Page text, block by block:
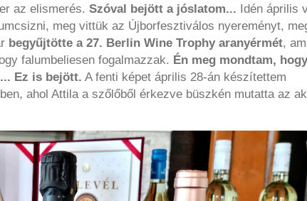
az elismerés. Szóval bejött a jóslatom... Idén április
meg vittük az Újborfesztiválos nyereményt,
begyűjtötte a 27. Berlin Wine Trophy aranyérmét,
falumbeliesen fogalmazzak. Én meg mondtam, hogy
Ez is bejött. A fenti képet április 28-án készítettem
ahol Attila a szőlőből érkezve büszkén mutatta az